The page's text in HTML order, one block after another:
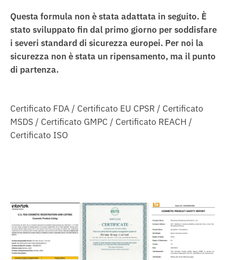
Questa formula non è stata adattata in seguito. È
stato sviluppato fin dal primo giorno per soddisfare
i severi standard di sicurezza europei. Per noi la
sicurezza non è stata un ripensamento, ma il punto
di partenza.
Certificato FDA / Certificato EU CPSR / Certificato
MSDS / Certificato GMPC / Certificato REACH /
Certificato ISO